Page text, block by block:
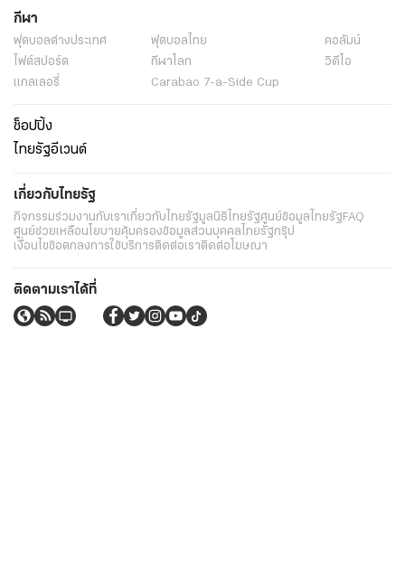
กีฬา
ฟุตบอลต่่างประเทศ ฟุตบอลไทย
คอลัมน์
ไฟต์สปอร์ต
กีฬาโลก
วิดีโอ
แกลเลอรี่
Carabao 7-a-Side Cup
ช็อปปิ้ง
ไทยรัฐอีเวนต์
เกี่ยวกับไทยรัฐ
กิจกรรมร่วมงานกับเราเกี่ยวกับไทยรัฐมูลนิธิไทยรัฐศูนย์ข้อมูลไทยรัฐFAQ
ศูนย์ช่วยเหลือนโยบายคุ้มครองข้อมูลส่วนบุคคลไทยรัฐกรุ๊ป
เงื่อนไขข้อตกลงการใช้บริการติดต่อเราติดต่อโฆษณา
ติดตามเราได้ที่